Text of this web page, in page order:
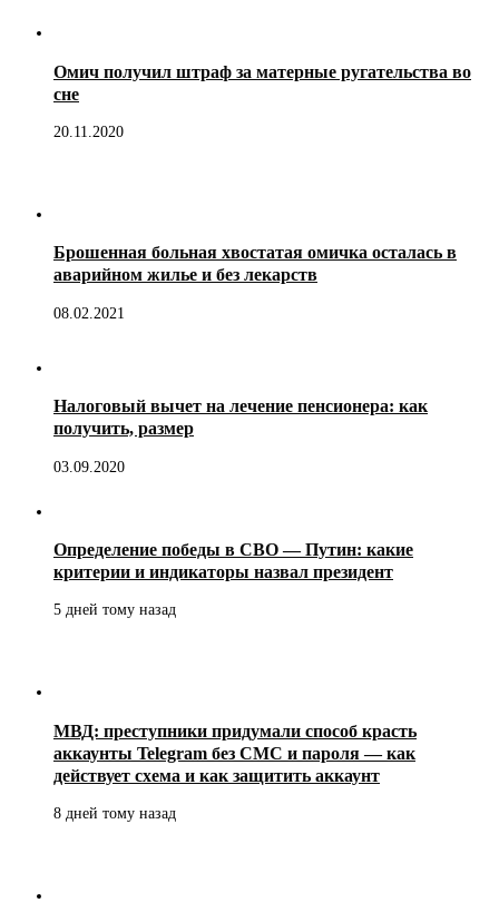
Омич получил штраф за матерные ругательства во
сне
20.11.2020
Брошенная больная хвостатая омичка осталась в
аварийном жилье и без лекарств
08.02.2021
Налоговый вычет на лечение пенсионера: как
получить, размер
03.09.2020
Определение победы в СВО — Путин: какие
критерии и индикаторы назвал президент
5 дней тому назад
МВД: преступники придумали способ красть
аккаунты Telegram без СМС и пароля — как
действует схема и как защитить аккаунт
8 дней тому назад